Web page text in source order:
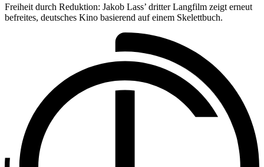
Freiheit durch Reduktion: Jakob Lass’ dritter Langfilm zeigt erneut
befreites, deutsches Kino basierend auf einem Skelettbuch.